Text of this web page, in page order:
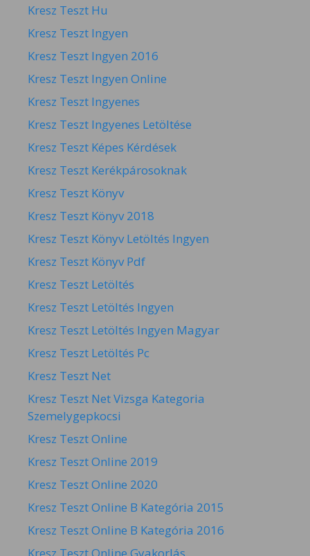
Kresz Teszt Hu
Kresz Teszt Ingyen
Kresz Teszt Ingyen 2016
Kresz Teszt Ingyen Online
Kresz Teszt Ingyenes
Kresz Teszt Ingyenes Letöltése
Kresz Teszt Képes Kérdések
Kresz Teszt Kerékpárosoknak
Kresz Teszt Könyv
Kresz Teszt Könyv 2018
Kresz Teszt Könyv Letöltés Ingyen
Kresz Teszt Könyv Pdf
Kresz Teszt Letöltés
Kresz Teszt Letöltés Ingyen
Kresz Teszt Letöltés Ingyen Magyar
Kresz Teszt Letöltés Pc
Kresz Teszt Net
Kresz Teszt Net Vizsga Kategoria
Szemelygepkocsi
Kresz Teszt Online
Kresz Teszt Online 2019
Kresz Teszt Online 2020
Kresz Teszt Online B Kategória 2015
Kresz Teszt Online B Kategória 2016